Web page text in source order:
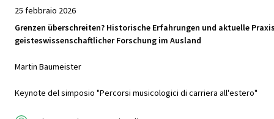
25 febbraio 2026
Grenzen überschreiten? Historische Erfahrungen und aktuelle
geisteswissenschaftlicher Forschung im Ausland
Martin Baumeister
Keynote del simposio "Percorsi musicologici di carriera all'estero"